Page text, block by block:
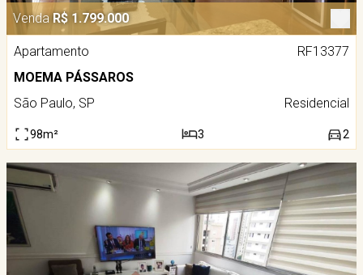
Venda R$ 1.799.000
Apartamento
RF13377
MOEMA PÁSSAROS
São Paulo, SP
Residencial
98m² 3 2